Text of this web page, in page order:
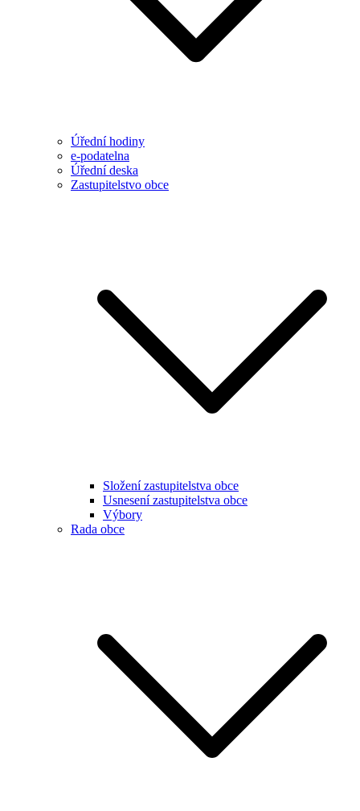
Úřední hodiny
e-podatelna
Úřední deska
Zastupitelstvo obce
Složení zastupitelstva obce
Usnesení zastupitelstva obce
Výbory
Rada obce